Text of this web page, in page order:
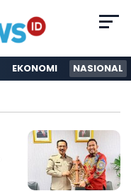
EKONOMI NASIONAL